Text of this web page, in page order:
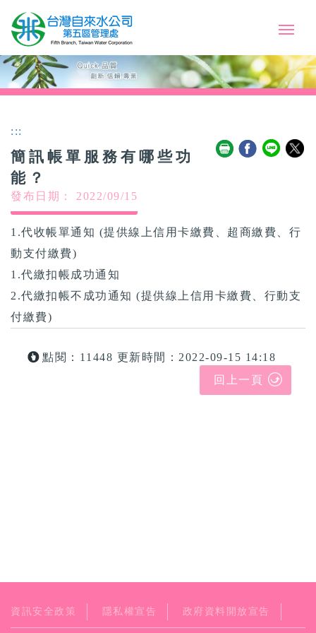
:::
簡訊帳單服務有哪些功
能？
發布日期： 2022/09/15
1.代收帳單通知 (提供線上信用卡繳費、超商繳費、行
動支付繳費)
1.代繳扣帳成功通知
2.代繳扣帳不成功通知 (提供線上信用卡繳費、行動支
付繳費)
點閱：11448 更新時間：2022-09-15 14:18
回上一頁
資訊安全政策 隱私權宣告 政府資料開放宣告